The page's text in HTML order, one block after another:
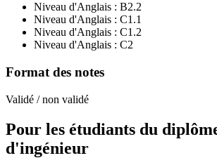
Niveau d'Anglais : B2.2
Niveau d'Anglais : C1.1
Niveau d'Anglais : C1.2
Niveau d'Anglais : C2
Format des notes
Validé / non validé
Pour les étudiants du
d'ingénieur